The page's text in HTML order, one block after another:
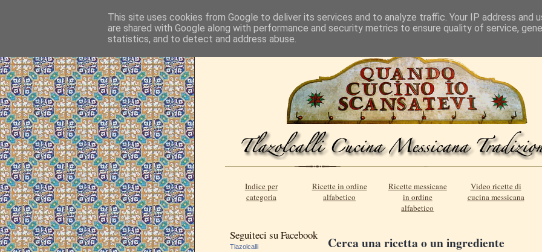
Indice per
categoria
Ricette in ordine
alfabetico
Ricette messicane
in ordine
alfabetico
Video ricette di
cucina messicana
Seguiteci su Facebook
Tlazolcalli Cerca una ricetta o un ingrediente
This site uses cookies from Google to deliver its services and to analyze traffic. Your IP address and
are shared with Google along with performance and security metrics to ensure quality of service,
statistics, and to detect and address abuse.